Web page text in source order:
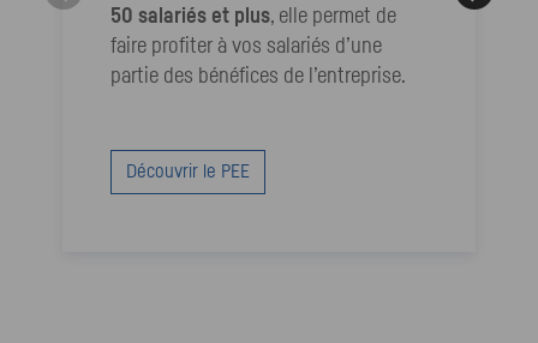
50 salariés et plus, elle permet de
faire profiter à vos salariés d’une
partie des bénéfices de l’entreprise.
Découvrir le PEE